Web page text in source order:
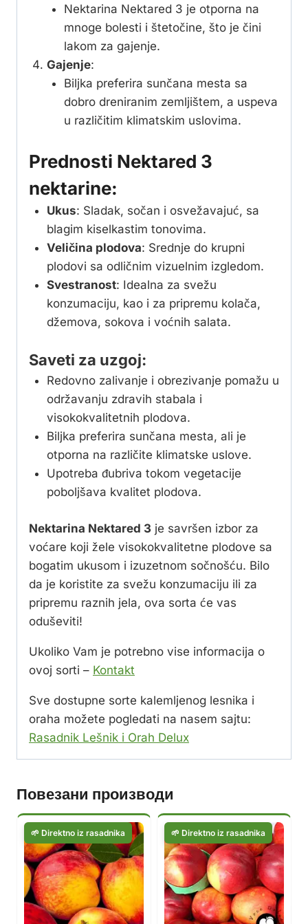
Nektarina Nektared 3 je otporna na
mnoge bolesti i štetočine, što je čini
lakom za gajenje.
Gajenje:
Biljka preferira sunčana mesta sa
dobro dreniranim zemljištem, a uspeva
u različitim klimatskim uslovima.
Prednosti Nektared 3
nektarine:
Ukus: Sladak, sočan i osvežavajuć, sa
blagim kiselkastim tonovima.
Veličina plodova: Srednje do krupni
plodovi sa odličnim vizuelnim izgledom.
Svestranost: Idealna za svežu
konzumaciju, kao i za pripremu kolača,
džemova, sokova i voćnih salata.
Saveti za uzgoj:
Redovno zalivanje i obrezivanje pomažu u
održavanju zdravih stabala i
visokokvalitetnih plodova.
Biljka preferira sunčana mesta, ali je
otporna na različite klimatske uslove.
Upotreba đubriva tokom vegetacije
poboljšava kvalitet plodova.
Nektarina Nektared 3 je savršen izbor za
voćare koji žele visokokvalitetne plodove sa
bogatim ukusom i izuzetnom sočnošću. Bilo
da je koristite za svežu konzumaciju ili za
pripremu raznih jela, ova sorta će vas
oduševiti!
Ukoliko Vam je potrebno vise informacija o
ovoj sorti – Kontakt
Sve dostupne sorte kalemljenog lesnika i
oraha možete pogledati na nasem sajtu:
Rasadnik Lešnik i Orah Delux
Повезани производи